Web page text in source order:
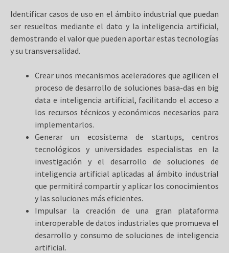
Identificar casos de uso en el ámbito industrial que puedan
ser resueltos mediante el dato y la inteligencia artificial,
demostrando el valor que pueden aportar estas tecnologías
y su transversalidad.
Crear unos mecanismos aceleradores que agilicen el
proceso de desarrollo de soluciones basa-das en big
data e inteligencia artificial, facilitando el acceso a
los recursos técnicos y económicos necesarios para
implementarlos.
Generar un ecosistema de startups, centros
tecnológicos y universidades especialistas en la
investigación y el desarrollo de soluciones de
inteligencia artificial aplicadas al ámbito industrial
que permitirá compartir y aplicar los conocimientos
y las soluciones más eficientes.
Impulsar la creación de una gran plataforma
interoperable de datos industriales que promueva el
desarrollo y consumo de soluciones de inteligencia
artificial.